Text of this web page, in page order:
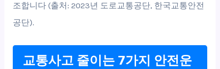
조합니다 (출처: 2023년 도로교통공단, 한국교통안전
공단).
교통사고 줄이는 7가지 안전운